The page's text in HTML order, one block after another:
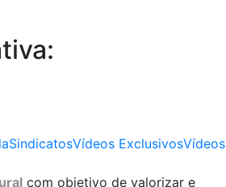
SindicatosVídeos Exclusivos
com objetivo de valorizar e